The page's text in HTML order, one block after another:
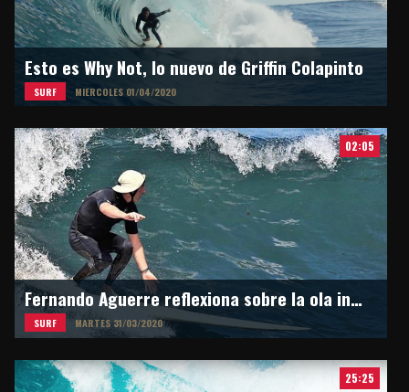
Esto es Why Not, lo nuevo de Griffin Colapinto
SURF MIERCOLES 01/04/2020
02:05
Fernando Aguerre reflexiona sobre la ola inesperada
SURF MARTES 31/03/2020
25:25